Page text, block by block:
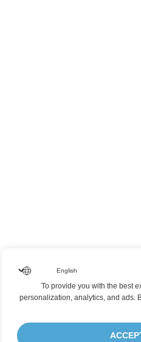
To provide you with the
personalization, analytics, and